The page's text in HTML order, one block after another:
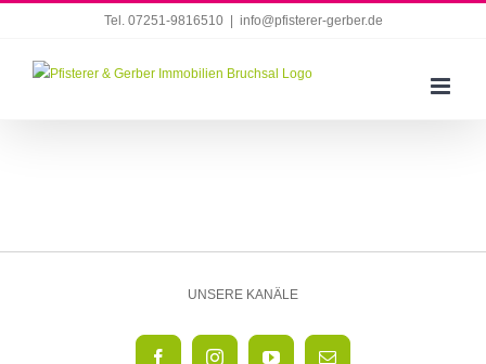
springen
Tel. 07251-9816510 info@pfisterer-gerber.de
UNSERE KANÄLE